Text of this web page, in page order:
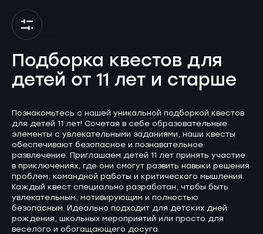
Подборка квестов для
детей от 11 лет и старше
Познакомьтесь с нашей уникальной подборкой квестов
для детей 11 лет! Сочетая в себе образовательные
элементы с увлекательными заданиями, наши квесты
обеспечивают безопасное и познавательное
развлечение. Приглашаем детей 11 лет принять участие
в приключениях, где они смогут развить навыки решения
проблем, командной работы и критического мышления.
Каждый квест специально разработан, чтобы быть
увлекательным, мотивирующим и полностью
безопасным. Идеально подходит для детских дней
рождения, школьных мероприятий или просто для
веселого и обогащающего досуга.